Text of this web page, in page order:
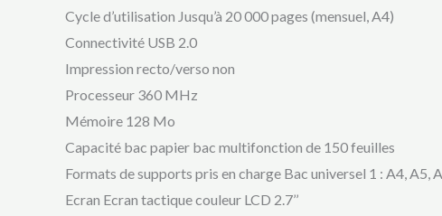
Cycle d’utilisation Jusqu’à 20 000 pages (mensuel, A4)
Connectivité USB 2.0
Impression recto/verso non
Processeur 360 MHz
Mémoire 128 Mo
Capacité bac papier bac multifonction de 150 feuilles
Formats de supports pris en charge Bac universel 1 : A4, A5,
Ecran Ecran tactique couleur LCD 2.7’’